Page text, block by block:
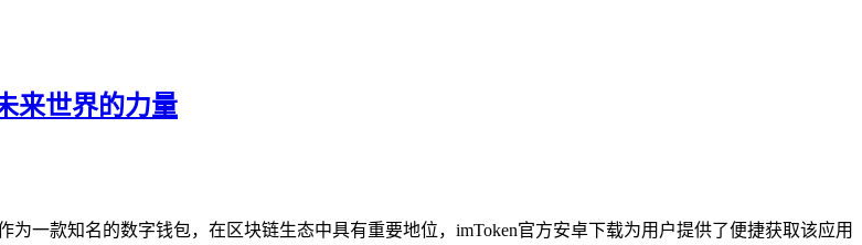
来世界的力量
一款知名的数字钱包，在区块链生态中具有重要地位，imToken官方安卓下载为用户提供了便捷获取该应用